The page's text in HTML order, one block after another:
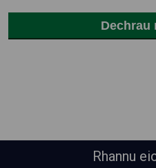
Dechrau
Rhannu